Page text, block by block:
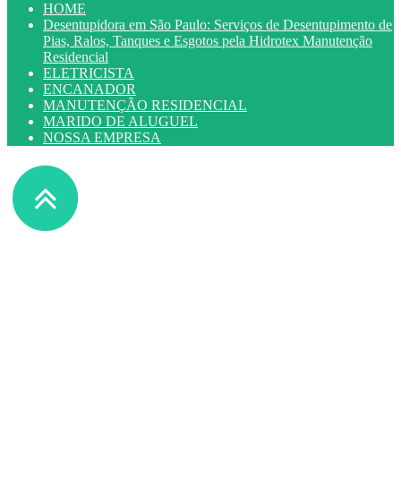
HOME
Desentupidora em São Paulo: Serviços de Desentupimento de
Pias, Ralos, Tanques e Esgotos pela Hidrotex Manutenção
Residencial
ELETRICISTA
ENCANADOR
MANUTENÇÃO RESIDENCIAL
MARIDO DE ALUGUEL
NOSSA EMPRESA